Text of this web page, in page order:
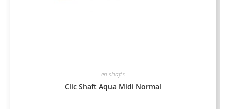
eh shafts
Clic Shaft Aqua Midi Normal